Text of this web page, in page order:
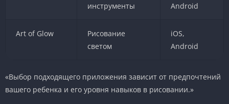
инструменты
Android
Art of Glow
Рисование
светом
iOS,
Android
«Выбор подходящего приложения зависит от предпочтений
вашего ребенка и его уровня навыков в рисовании.»